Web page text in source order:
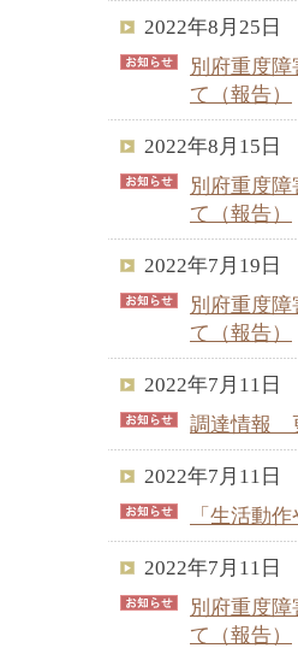
2022年8月25日
別府重度
て（報告）
2022年8月15日
別府重度
て（報告）
2022年7月19日
別府重度
て（報告）
2022年7月11日
調達情報
2022年7月11日
「生活動
2022年7月11日
別府重度
て（報告）